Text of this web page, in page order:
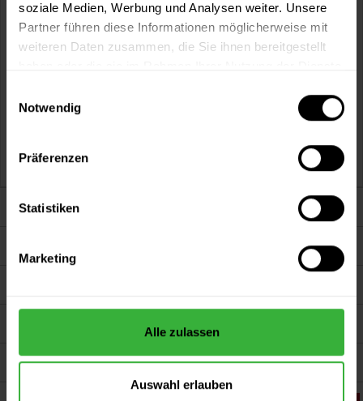
soziale Medien, Werbung und Analysen weiter. Unsere
Partner führen diese Informationen möglicherweise mit
weiteren Daten zusammen, die Sie ihnen bereitgestellt
Notwendig
Präferenzen
Statistiken
Marketing
Alle zulassen
Auswahl erlauben
Aqua Fliesenlack 875 (0800 Reinweiß)
Wasserverdünnbare Beschichtung für Wandfliesen
60,65 € / 1 Liter
121,49 €
Darum sind wir Farbenkönig
Unsere Zahlungsarten